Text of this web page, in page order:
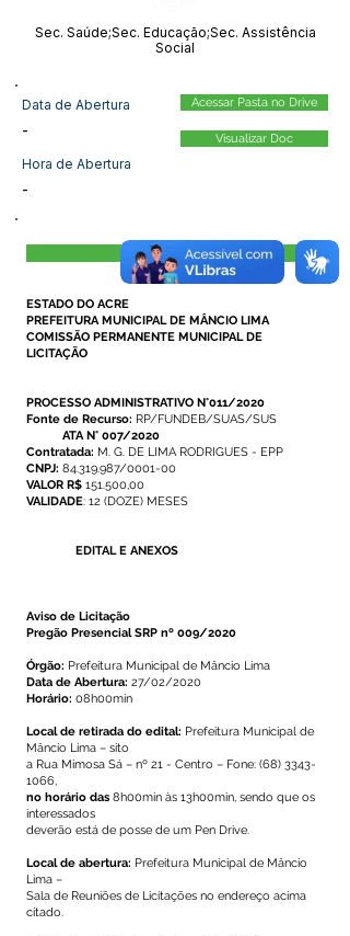
Sec. Saúde;Sec. Educação;Sec. Assistência
Social
Data de Abertura
-
Hora de Abertura
-
Acessar Pasta no Drive
Visualizar Doc
Visualizar
ESTADO DO ACRE
PREFEITURA MUNICIPAL DE MÂNCIO LIMA
COMISSÃO PERMANENTE MUNICIPAL DE
LICITAÇÃO
PROCESSO ADMINISTRATIVO N°011/2020
Fonte de Recurso: RP/FUNDEB/SUAS/SUS
ATA N° 007/2020
Contratada: M. G. DE LIMA RODRIGUES - EPP
CNPJ: 84.319.987/0001-00
VALOR R$ 151.500,00
VALIDADE: 12 (DOZE) MESES
EDITAL E ANEXOS
Aviso de Licitação
Pregão Presencial SRP nº 009/2020
Órgão: Prefeitura Municipal de Mâncio Lima
Data de Abertura: 27/02/2020
Horário: 08h00min
Local de retirada do edital: Prefeitura Municipal de
Mâncio Lima – sito
a Rua Mimosa Sá – nº 21 - Centro – Fone: (68) 3343-
1066,
no horário das 8h00min às 13h00min, sendo que os
interessados
deverão está de posse de um Pen Drive.
Local de abertura: Prefeitura Municipal de Mâncio
Lima –
Sala de Reuniões de Licitações no endereço acima
citado.